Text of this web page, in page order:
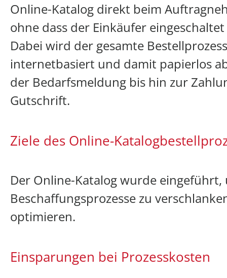
Online-Katalog direkt beim
ohne dass der Einkäufer
Dabei wird der gesamte
internetbasiert und damit papierlos
der Bedarfsmeldung bis hin zur
Gutschrift.
Ziele des Online-
Der Online-Katalog wurde
Beschaffungsprozesse zu
optimieren.
Einsparungen bei Prozesskosten